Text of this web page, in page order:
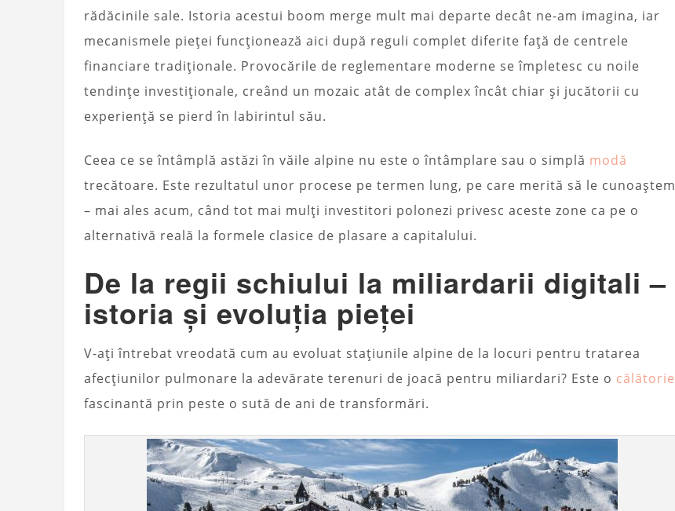
rădăcinile sale. Istoria acestui boom merge mult mai departe decât ne-am imagina, iar
mecanismele pieței funcționează aici după reguli complet diferite față de centrele
financiare tradiționale. Provocările de reglementare moderne se împletesc cu noile
tendințe investiționale, creând un mozaic atât de complex încât chiar și jucătorii cu
experiență se pierd în labirintul său.
Ceea ce se întâmplă astăzi în văile alpine nu este o întâmplare sau o simplă modă
trecătoare. Este rezultatul unor procese pe termen lung, pe care merită să le cunoaștem
– mai ales acum, când tot mai mulți investitori polonezi privesc aceste zone ca pe o
alternativă reală la formele clasice de plasare a capitalului.
De la regii schiului la miliardarii digitali –
istoria și evoluția pieței
V-ați întrebat vreodată cum au evoluat stațiunile alpine de la locuri pentru tratarea
afecțiunilor pulmonare la adevărate terenuri de joacă pentru miliardari? Este o călătorie
fascinantă prin peste o sută de ani de transformări.